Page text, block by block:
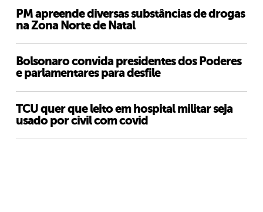
PM apreende diversas substâncias de drogas
na Zona Norte de Natal
Bolsonaro convida presidentes dos Poderes
e parlamentares para desfile
TCU quer que leito em hospital militar seja
usado por civil com covid